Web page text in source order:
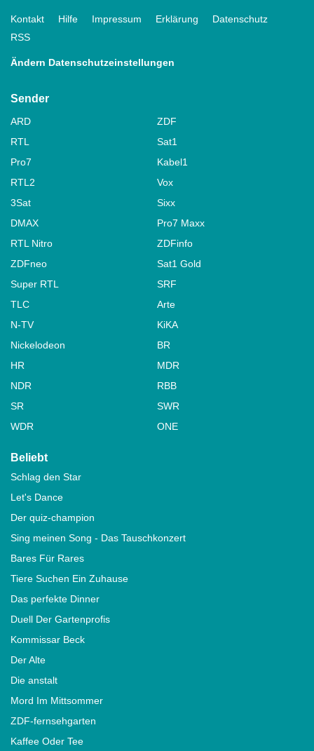
Kontakt Hilfe Impressum Erklärung
Datenschutz
RSS
Ändern Datenschutzeinstellungen
Sender
ARD
ZDF
RTL
Sat1
Pro7
Kabel1
RTL2
Vox
3Sat
Sixx
DMAX
Pro7 Maxx
RTL Nitro
ZDFinfo
ZDFneo
Sat1 Gold
Super RTL
SRF
TLC
Arte
N-TV
KiKA
Nickelodeon
BR
HR
MDR
NDR
RBB
SR
SWR
WDR
ONE
Beliebt
Schlag den Star
Let's Dance
Der quiz-champion
Sing meinen Song - Das Tauschkonzert
Bares Für Rares
Tiere Suchen Ein Zuhause
Das perfekte Dinner
Duell Der Gartenprofis
Kommissar Beck
Der Alte
Die anstalt
Mord Im Mittsommer
ZDF-fernsehgarten
Kaffee Oder Tee